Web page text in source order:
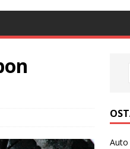
Auto